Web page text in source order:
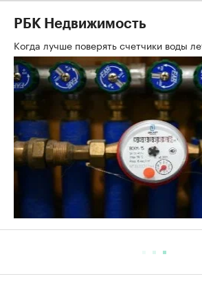
РБК Недвижимость
Когда лучше поверять счетчики воды